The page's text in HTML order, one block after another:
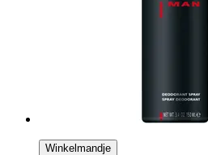
Winkelmandje